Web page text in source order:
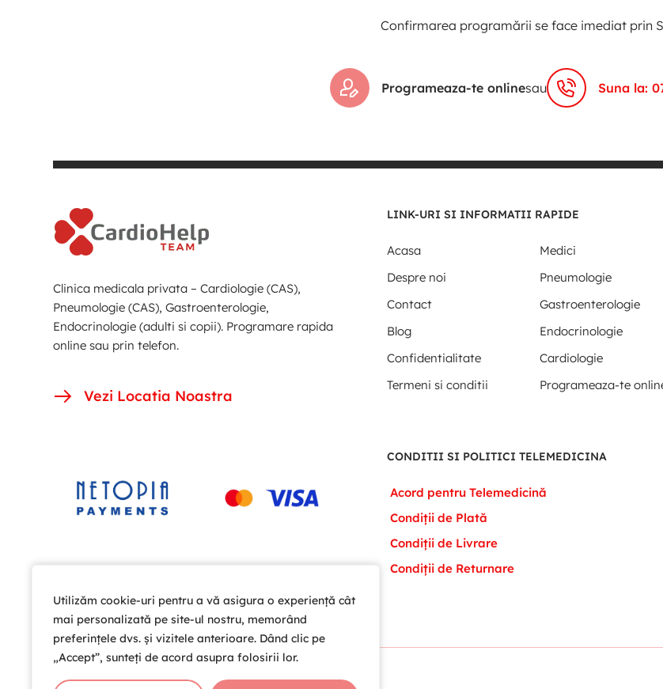
Utilizăm cookie-uri pentru a vă asigura o experiență cât
mai personalizată pe site-ul nostru, memorând
preferințele dvs. și vizitele anterioare. Dând clic pe
„Accept”, sunteți de acord asupra folosirii lor.
Utilizăm cookie-uri pentru a vă asigura o experiență cât
mai personalizată pe site-ul nostru, memorând
preferințele dvs. și vizitele anterioare. Dând clic pe
„Accept”, sunteți de acord asupra folosirii lor.
Confirmarea programării se face imediat prin
Programeaza-te onlinesau Suna la:
Clinica medicala privata – Cardiologie (CAS),
Pneumologie (CAS), Gastroenterologie,
Endocrinologie (adulti si copii). Programare rapida
online sau prin telefon.
Vezi Locatia Noastra
LINK-URI SI INFORMATII RAPIDE
Acasa
Medici
Despre noi
Pneumologie
Contact
Gastroenterologie
Blog
Endocrinologie
Confidentialitate
Cardiologie
Termeni si conditii
Programeaza-te
CONDITII SI POLITICI TELEMEDICINA
Acord pentru Telemedicină
Condiții de Plată
Condiții de Livrare
Condiții de Returnare